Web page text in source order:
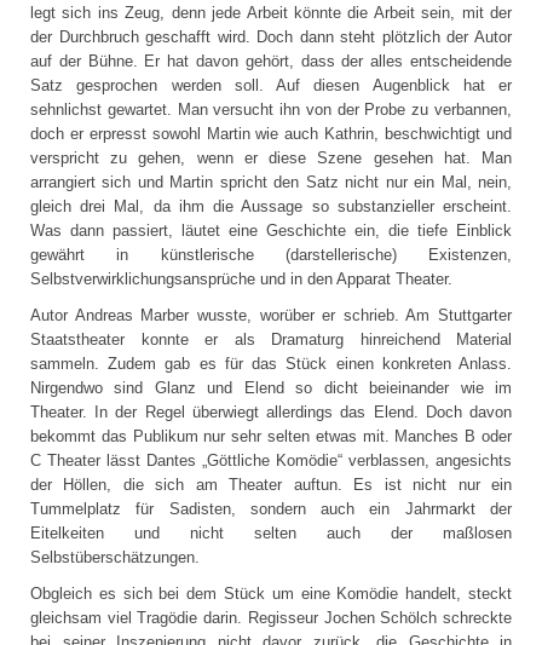
legt sich ins Zeug, denn jede Arbeit könnte die Arbeit sein, mit der
der Durchbruch geschafft wird. Doch dann steht plötzlich der Autor
auf der Bühne. Er hat davon gehört, dass der alles entscheidende
Satz gesprochen werden soll. Auf diesen Augenblick hat er
sehnlichst gewartet. Man versucht ihn von der Probe zu verbannen,
doch er erpresst sowohl Martin wie auch Kathrin, beschwichtigt und
verspricht zu gehen, wenn er diese Szene gesehen hat. Man
arrangiert sich und Martin spricht den Satz nicht nur ein Mal, nein,
gleich drei Mal, da ihm die Aussage so substanzieller erscheint.
Was dann passiert, läutet eine Geschichte ein, die tiefe Einblick
gewährt in künstlerische (darstellerische) Existenzen,
Selbstverwirklichungsansprüche und in den Apparat Theater.
Autor Andreas Marber wusste, worüber er schrieb. Am Stuttgarter
Staatstheater konnte er als Dramaturg hinreichend Material
sammeln. Zudem gab es für das Stück einen konkreten Anlass.
Nirgendwo sind Glanz und Elend so dicht beieinander wie im
Theater. In der Regel überwiegt allerdings das Elend. Doch davon
bekommt das Publikum nur sehr selten etwas mit. Manches B oder
C Theater lässt Dantes „Göttliche Komödie“ verblassen, angesichts
der Höllen, die sich am Theater auftun. Es ist nicht nur ein
Tummelplatz für Sadisten, sondern auch ein Jahrmarkt der
Eitelkeiten und nicht selten auch der maßlosen
Selbstüberschätzungen.
Obgleich es sich bei dem Stück um eine Komödie handelt, steckt
gleichsam viel Tragödie darin. Regisseur Jochen Schölch schreckte